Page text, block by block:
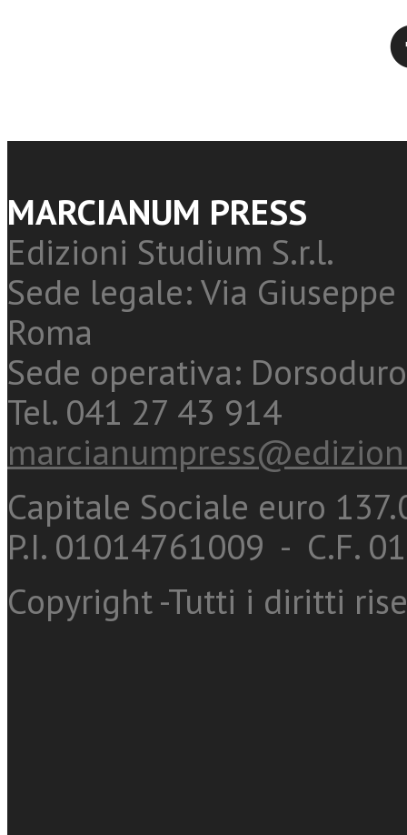
MARCIANUM PRESS
Edizioni Studium S.r.l.
Sede legale: Via
Roma
Sede operativa:
Tel. 041 27 43 914
Capitale Sociale euro
P.I. 01014761009 - C.F.
Copyright -Tutti i diritti